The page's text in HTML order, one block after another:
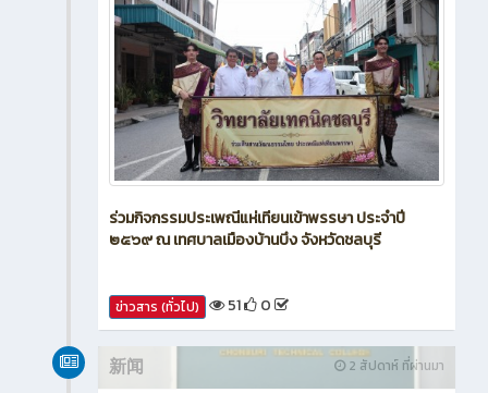
ร่วมกิจกรรมประเพณีแห่เทียนเข้าพรรษา ประจำปี
๒๕๖๙ ณ เทศบาลเมืองบ้านบึง จังหวัดชลบุรี
ข่าวสาร (ทั่วไป) 51 0
2 สัปดาห์ ที่ผ่านมา
新闻